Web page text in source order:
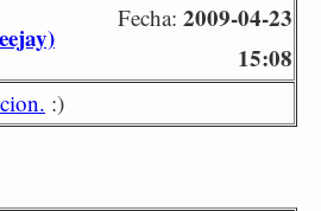
Fecha: 2009-04-23
15:08
:)